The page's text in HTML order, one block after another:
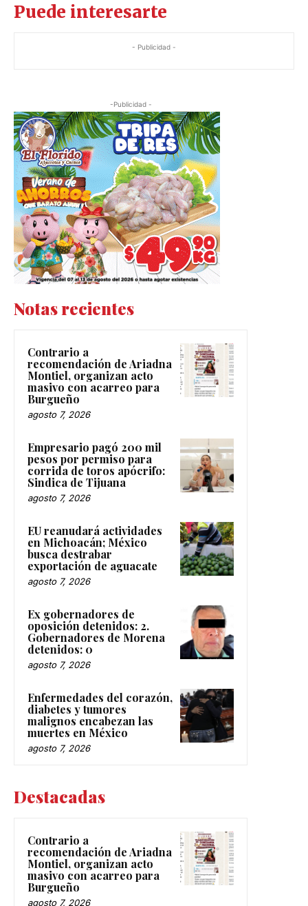
Puede interesarte
- Publicidad -
-Publicidad -
Notas recientes
Contrario a
recomendación de Ariadna
Montiel, organizan acto
masivo con acarreo para
Burgueño
agosto 7, 2026
Empresario pagó 200 mil
pesos por permiso para
corrida de toros apócrifo:
Sindica de Tijuana
agosto 7, 2026
EU reanudará actividades
en Michoacán; México
busca destrabar
exportación de aguacate
agosto 7, 2026
Ex gobernadores de
oposición detenidos: 2.
Gobernadores de Morena
detenidos: 0
agosto 7, 2026
Enfermedades del corazón,
diabetes y tumores
malignos encabezan las
muertes en México
agosto 7, 2026
Destacadas
Contrario a
recomendación de Ariadna
Montiel, organizan acto
masivo con acarreo para
Burgueño
agosto 7, 2026